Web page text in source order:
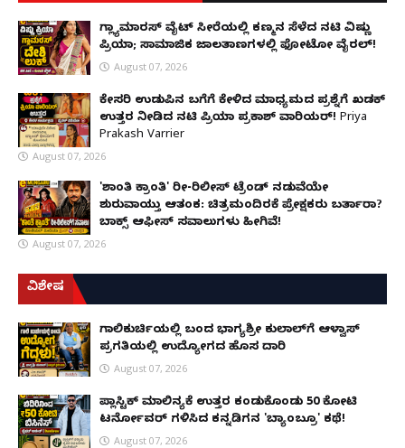
ಗ್ಲ್ಯಾಮಾರಸ್ ವೈಟ್‌ ಸೀರೆಯಲ್ಲಿ ಕಣ್ಮನ ಸೆಳೆದ ನಟಿ ವಿಷ್ಣು
ಪ್ರಿಯಾ; ಸಾಮಾಜಿಕ ಜಾಲತಾಣಗಳಲ್ಲಿ ಫೋಟೋ ವೈರಲ್!
August 07, 2026
ಕೇಸರಿ ಉಡುಪಿನ ಬಗೆಗೆ ಕೇಳಿದ ಮಾಧ್ಯಮದ ಪ್ರಶ್ನೆಗೆ ಖಡಕ್
ಉತ್ತರ ನೀಡಿದ ನಟಿ ಪ್ರಿಯಾ ಪ್ರಕಾಶ್ ವಾರಿಯರ್! Priya
Prakash Varrier
August 07, 2026
'ಶಾಂತಿ ಕ್ರಾಂತಿ' ರೀ-ರಿಲೀಸ್ ಟ್ರೆಂಡ್ ನಡುವೆಯೇ
ಶುರುವಾಯ್ತು ಆತಂಕ: ಚಿತ್ರಮಂದಿರಕ್ಕೆ ಪ್ರೇಕ್ಷಕರು ಬರ್ತಾರಾ?
ಬಾಕ್ಸ್ ಆಫೀಸ್ ಸವಾಲುಗಳು ಹೀಗಿವೆ!
August 07, 2026
ವಿಶೇಷ
ಗಾಲಿಕುರ್ಚಿಯಲ್ಲಿ ಬಂದ ಭಾಗ್ಯಶ್ರೀ ಕುಲಾಲ್‌ಗೆ ಆಳ್ವಾಸ್
ಪ್ರಗತಿಯಲ್ಲಿ ಉದ್ಯೋಗದ ಹೊಸ ದಾರಿ
August 07, 2026
ಪ್ಲಾಸ್ಟಿಕ್ ಮಾಲಿನ್ಯಕ್ಕೆ ಉತ್ತರ ಕಂಡುಕೊಂಡು ₹50 ಕೋಟಿ
ಟರ್ನೋವರ್ ಗಳಿಸಿದ ಕನ್ನಡಿಗನ 'ಬ್ಯಾಂಬ್ರೂ' ಕಥೆ!
August 07, 2026